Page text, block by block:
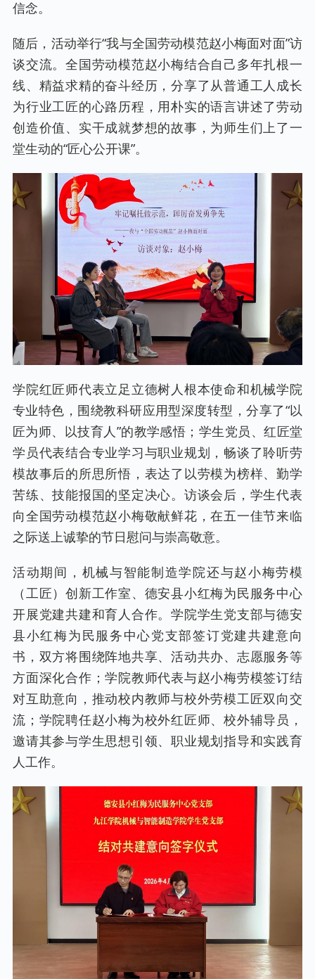
信念。
随后，活动举行“我与全国劳动模范赵小梅面对面”访
谈交流。全国劳动模范赵小梅结合自己多年扎根一
线、精益求精的奋斗经历，分享了从普通工人成长
为行业工匠的心路历程，用朴实的语言讲述了劳动
创造价值、实干成就梦想的故事，为师生们上了一
堂生动的“匠心公开课”。
学院红匠师代表立足立德树人根本使命和机械学院
专业特色，围绕教科研应用型深度转型，分享了“以
匠为师、以技育人”的教学感悟；学生党员、红匠堂
学员代表结合专业学习与职业规划，畅谈了聆听劳
模故事后的所思所悟，表达了以劳模为榜样、勤学
苦练、技能报国的坚定决心。访谈会后，学生代表
向全国劳动模范赵小梅敬献鲜花，在五一佳节来临
之际送上诚挚的节日慰问与崇高敬意。
活动期间，机械与智能制造学院还与赵小梅劳模
（工匠）创新工作室、德安县小红梅为民服务中心
开展党建共建和育人合作。学院学生党支部与德安
县小红梅为民服务中心党支部签订党建共建意向
书，双方将围绕阵地共享、活动共办、志愿服务等
方面深化合作；学院教师代表与赵小梅劳模签订结
对互助意向，推动校内教师与校外劳模工匠双向交
流；学院聘任赵小梅为校外红匠师、校外辅导员，
邀请其参与学生思想引领、职业规划指导和实践育
人工作。